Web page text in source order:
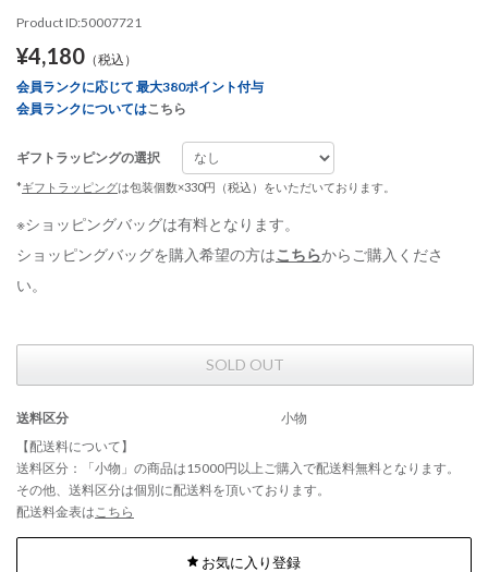
Product ID:50007721
¥4,180 （税込）
会員ランクに応じて 最大380ポイント付与
会員ランクについてはこちら
ギフトラッピングの選択
*ギフトラッピングは包装個数×330円（税込）をいただいております。
※ショッピングバッグは有料となります。
ショッピングバッグを購入希望の方はこちらからご購入くださ
い。
SOLD OUT
送料区分
小物
【配送料について】
送料区分：「小物」の商品は15000円以上ご購入で配送料無料となります。
その他、送料区分は個別に配送料を頂いております。
配送料金表はこちら
お気に入り登録